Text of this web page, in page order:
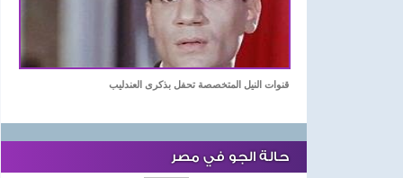
قنوات النيل المتخصصة تحفل بذكرى العندليب
حالة الجو في مصر